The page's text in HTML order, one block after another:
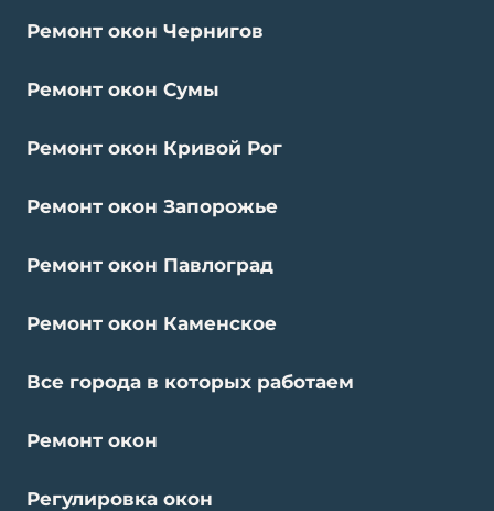
Ремонт окон Чернигов
Ремонт окон Сумы
Ремонт окон Кривой Рог
Ремонт окон Запорожье
Ремонт окон Павлоград
Ремонт окон Каменское
Все города в которых работаем
Ремонт окон
Регулировка окон